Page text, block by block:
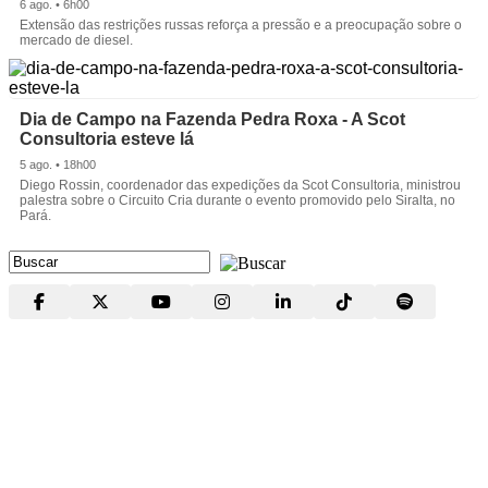
6 ago. • 6h00
Extensão das restrições russas reforça a pressão e a preocupação sobre o
mercado de diesel.
Dia de Campo na Fazenda Pedra Roxa - A Scot
Consultoria esteve lá
5 ago. • 18h00
Diego Rossin, coordenador das expedições da Scot Consultoria, ministrou
palestra sobre o Circuito Cria durante o evento promovido pelo Siralta, no
Pará.